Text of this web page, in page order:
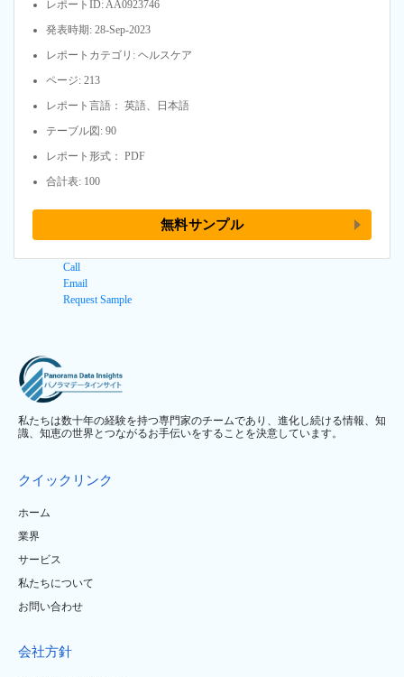
レポートID: AA0923746
発表時期: 28-Sep-2023
レポートカテゴリ: ヘルスケア
ページ: 213
レポート言語： 英語、日本語
テーブル図: 90
レポート形式： PDF
合計表: 100
無料サンプル
Call
Email
Request Sample
私たちは数十年の経験を持つ専門家のチームであり、進化し続ける情報、知
識、知恵の世界とつながるお手伝いをすることを決意しています。
クイックリンク
ホーム
業界
サービス
私たちについて
お問い合わせ
会社方針